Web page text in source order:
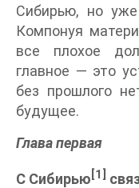
Сибирью, но
Компонуя
все плохое
главное — это
без прошлого
будущее.
Глава первая
С Сибирью [1]